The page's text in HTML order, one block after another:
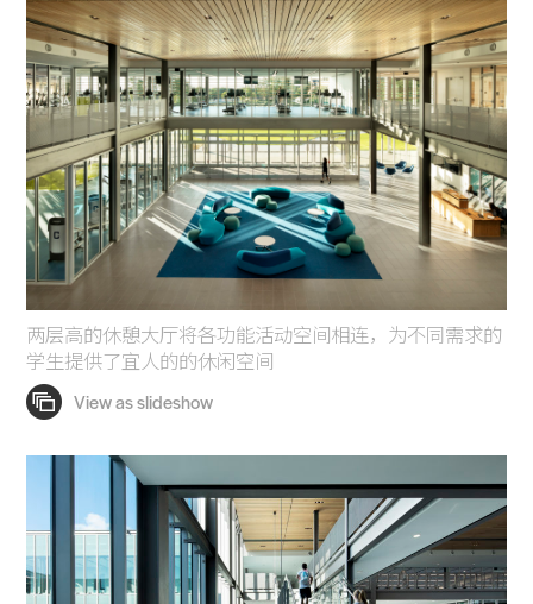
两层高的休憩大厅将各功能活动空间相连，为不同需求的
学生提供了宜人的的休闲空间